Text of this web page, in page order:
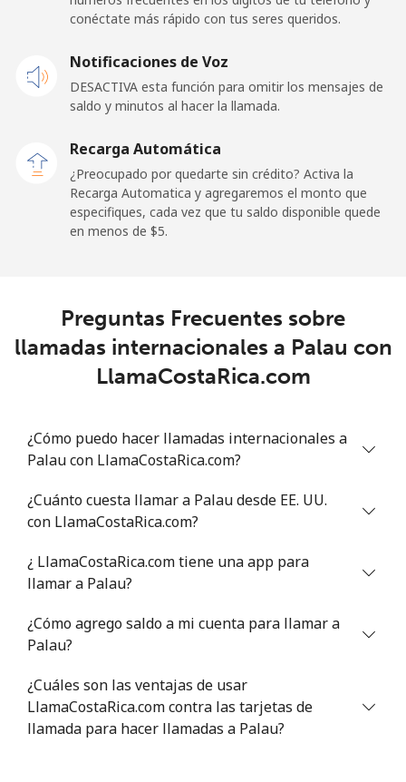
Paraguay
Línea fija ⁦3.9¢⁩
⁦6.9¢⁩ 72 min por ⁦$5⁩ ⁦7¢⁩
Peru
Celular ⁦1.5¢⁩ 333 min por ⁦$5⁩
Philippines
Celular ⁦13.5¢⁩ 37 min por ⁦$5⁩
Poland
Línea fija ⁦1.5¢⁩ 333 min por ⁦$5⁩
Portugal
Línea fija ⁦1.5¢⁩ 333 min por ⁦$5⁩
conéctate más rápido con tus seres queridos.
Notificaciones de Voz
DESACTIVA esta función para omitir los mensajes de
saldo y minutos al hacer la llamada.
Recarga Automática
¿Preocupado por quedarte sin crédito? Activa la
Recarga Automatica y agregaremos el monto que
especifiques, cada vez que tu saldo disponible quede
en menos de ⁦$5⁩.
Preguntas Frecuentes sobre
llamadas internacionales a Palau con
LlamaCostaRica.com
¿Cómo puedo hacer llamadas internacionales a
Palau con LlamaCostaRica.com?
¿Cuánto cuesta llamar a Palau desde EE. UU.
con LlamaCostaRica.com?
¿ LlamaCostaRica.com tiene una app para
llamar a Palau?
¿Cómo agrego saldo a mi cuenta para llamar a
Palau?
¿Cuáles son las ventajas de usar
LlamaCostaRica.com contra las tarjetas de
llamada para hacer llamadas a Palau?